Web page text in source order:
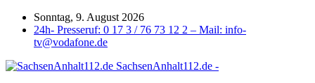
Sonntag, 9. August 2026
24h- Presseruf: 0 17 3 / 76 73 12 2 – Mail: info-
tv@vodafone.de
SachsenAnhalt112.de -